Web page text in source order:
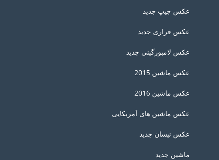
عکس جیپ جدید
عکس فراری جدید
عکس لامبورگینی جدید
عکس ماشین 2015
عکس ماشین 2016
عکس ماشین های آمربکایی
عکس نیسان جدید
ماشین جدید